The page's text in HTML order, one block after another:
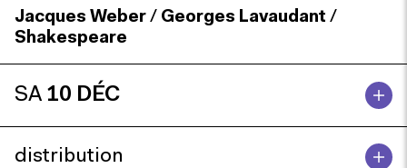
Jacques Weber / Georges Lavaudant /
Shakespeare
SA 10 DÉC
distribution